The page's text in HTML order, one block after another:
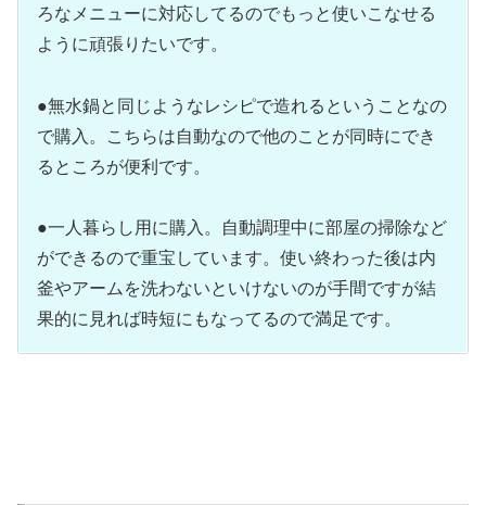
ろなメニューに対応してるのでもっと使いこなせる
ように頑張りたいです。
●無水鍋と同じようなレシピで造れるということなの
で購入。こちらは自動なので他のことが同時にでき
るところが便利です。
●一人暮らし用に購入。自動調理中に部屋の掃除など
ができるので重宝しています。使い終わった後は内
釜やアームを洗わないといけないのが手間ですが結
果的に見れば時短にもなってるので満足です。